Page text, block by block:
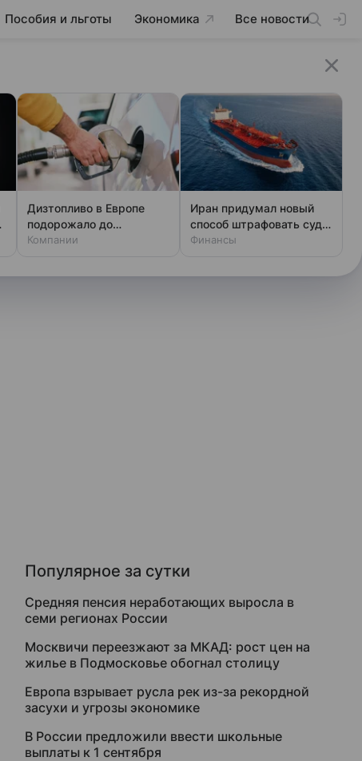
Пособия и льготы Экономика Все новости
Популярное за сутки
Средняя пенсия неработающих выросла в
семи регионах России
Москвичи переезжают за МКАД: рост цен на
жилье в Подмосковье обогнал столицу
Европа взрывает русла рек из-за рекордной
засухи и угрозы экономике
В России предложили ввести школьные
выплаты к 1 сентября
Дизтопливо в Европе
подорожало до
максимума с апреля
Компании
Иран придумал новый
способ штрафовать суда:
нефть дорожает
Финансы